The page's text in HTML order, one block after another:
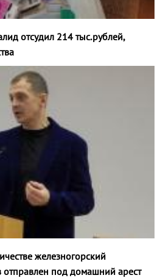
отсудил 214 тыс.рублей,
железногорский
под домашний арест